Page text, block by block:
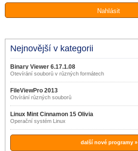
Nejnovější v kategorii
Binary Viewer 6.17.1.08
Otevírání souborů v různých formátech
FileViewPro 2013
Otvírání různých souborů
Linux Mint Cinnamon 15 Olivia
Operační systém Linux
další nové programy »